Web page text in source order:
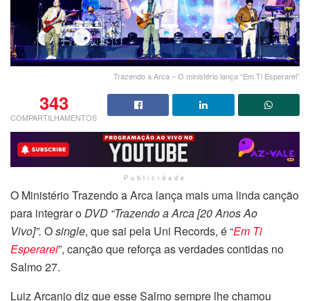
Trazendo a Arca – O ministério lança “Em Ti Esperarei”
343
COMPARTILHAMENTOS
Publicidade
O Ministério Trazendo a Arca lança mais uma linda canção
para integrar oDVD “Trazendo a Arca [20 Anos Ao
Vivo]”. Osingle, que sai pela Uni Records, é “Em Ti
Esperarei”, canção que reforça as verdades contidas no
Salmo 27.
Luiz Arcanjo diz que esse Salmo sempre lhe chamou